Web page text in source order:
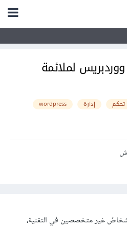
لملائمة
تحكم إدارة
wordpress
غير متخصصين في التقنية،